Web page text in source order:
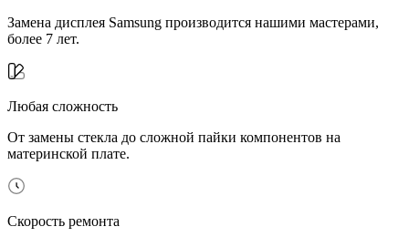
Замена дисплея Samsung производится нашими мастерами,
более 7 лет.
Любая сложность
От замены стекла до сложной пайки компонентов на
материнской плате.
Скорость ремонта